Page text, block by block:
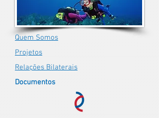
Quem Somos
Projetos
Relações Bilaterais
Documentos